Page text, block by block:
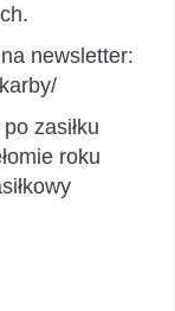
newsletter:
zasiłku
roku